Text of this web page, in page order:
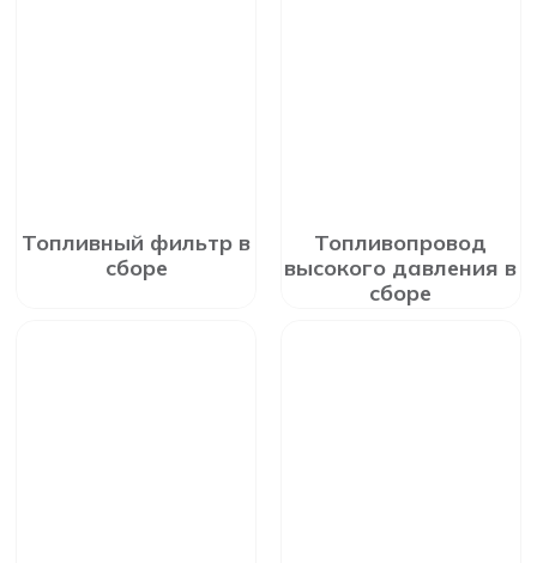
Топливный фильтр в
сборе
Топливопровод
высокого давления в
сборе